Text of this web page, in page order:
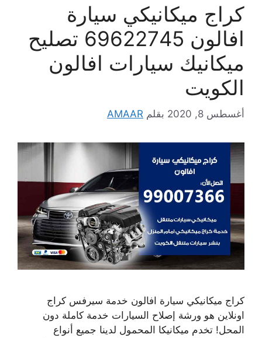
كراج ميكانيكي سيارة
افالون 69622745 تصليح
ميكانيك سيارات افالون
الكويت
أغسطس 8, 2020 بقلم AMAAR
كراج ميكانيكي سيارة افالون خدمة سيرفس كراج
اونلاين هو ورشة إصلاح السيارات خدمة كاملة دون
المحل! تخدم ميكانيكا المحمول لدينا جميع أنواع